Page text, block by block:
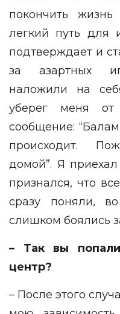
покончить
легкий путь для
подтверждает и
за азартных
наложили на
уберег меня от
сообщение:
происходит.
домой”. Я
признался, что
сразу поняли,
слишком боялись
– Так вы
центр?
– После этого